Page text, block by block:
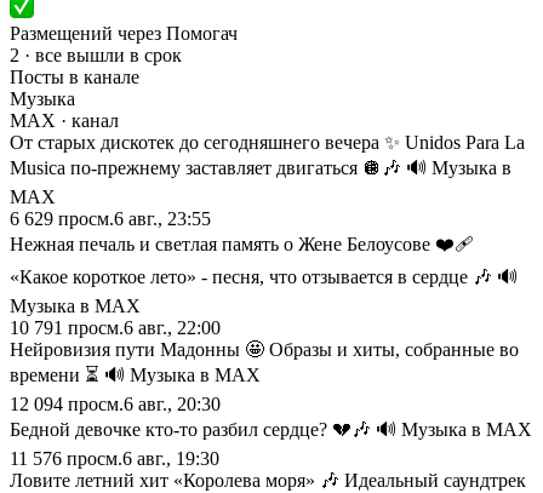
Размещений через Помогач
2 · все вышли в срок
Посты в канале
Музыка
MAX · канал
От старых дискотек до сегодняшнего вечера ✨ Unidos Para La
Musica по-прежнему заставляет двигаться 🪩🎶 🔊 Музыка в
МАХ
6 629 просм.6 авг., 23:55
Нежная печаль и светлая память о Жене Белоусове ❤️‍🩹
«Какое короткое лето» - песня, что отзывается в сердце 🎶 🔊
Музыка в МАХ
10 791 просм.6 авг., 22:00
Нейровизия пути Мадонны 🤩 Образы и хиты, собранные во
времени ⏳ 🔊 Музыка в МАХ
12 094 просм.6 авг., 20:30
Бедной девочке кто-то разбил сердце? 💔🎶 🔊 Музыка в МАХ
11 576 просм.6 авг., 19:30
Ловите летний хит «Королева моря» 🎶 Идеальный саундтрек